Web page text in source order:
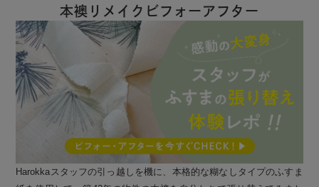
本襖リメイクビフォーアフター
Harokkaスタッフの引っ越しを機に、本格的な糊なしタイプのふすま